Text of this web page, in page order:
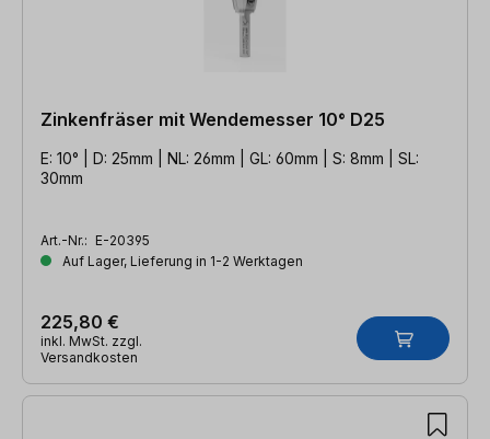
Zinkenfräser mit Wendemesser 10° D25
E: 10° | D: 25mm | NL: 26mm | GL: 60mm | S: 8mm | SL:
30mm
Art.-Nr.: E-20395
Auf Lager, Lieferung in 1-2 Werktagen
225,80 €
inkl. MwSt. zzgl.
Versandkosten